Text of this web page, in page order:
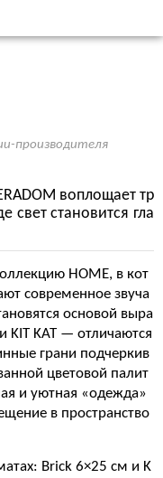
производителя
воплощает тр
свет становится гла
HOME, в кот
современное звуча
основой выра
KIT KAT — отличаются
грани подчеркив
цветовой палит
и уютная «одежда»
в пространство
Brick 6×25 см и K